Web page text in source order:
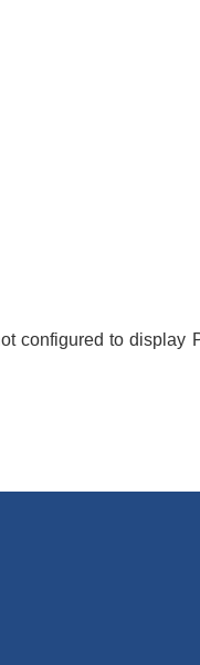
configured to display